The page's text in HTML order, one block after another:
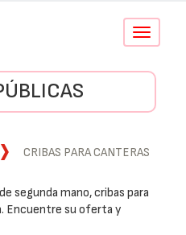
Conmutar
CRIBAS PARA CANTERAS
segunda mano, cribas para
Encuentre su oferta y